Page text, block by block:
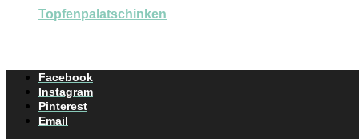
Topfenpalatschinken
Facebook
Instagram
Pinterest
Email